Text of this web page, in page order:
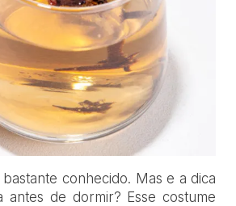
conhecido. Mas e a dica
de dormir? Esse costume